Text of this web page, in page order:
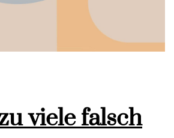
viele falsch